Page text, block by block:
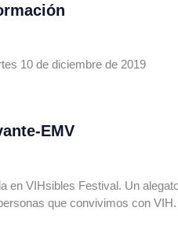
10 de diciembre de 2019
EMV
en VIHsibles Festival. Un
que convivimos con VIH.